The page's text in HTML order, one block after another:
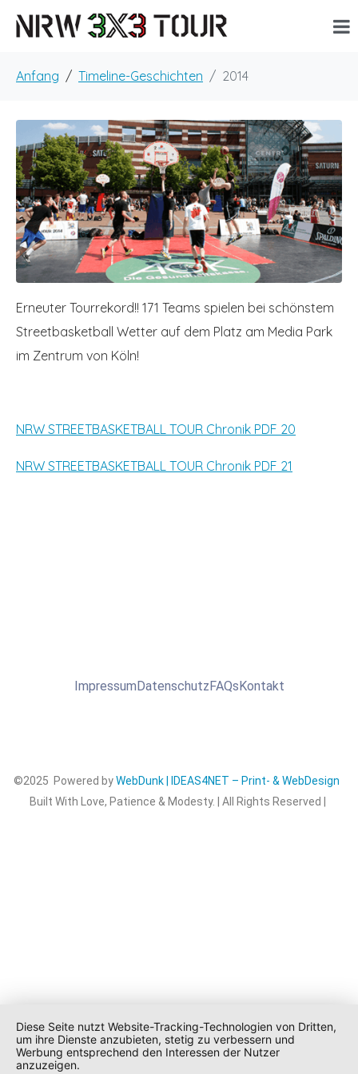
Anfang Timeline-Geschichten 2014
Erneuter Tourrekord!! 171 Teams spielen bei schönstem
Streetbasketball Wetter auf dem Platz am Media Park
im Zentrum von Köln!
NRW STREETBASKETBALL TOUR Chronik PDF 20
NRW STREETBASKETBALL TOUR Chronik PDF 21
ImpressumDatenschutzFAQsKontakt
©2025 Powered byWebDunk | IDEAS4NET – Print- & WebDesign
Built With Love, Patience & Modesty. | All Rights Reserved |
Diese Seite nutzt Website-Tracking-Technologien von Dritten,
um ihre Dienste anzubieten, stetig zu verbessern und
Werbung entsprechend den Interessen der Nutzer
anzuzeigen.